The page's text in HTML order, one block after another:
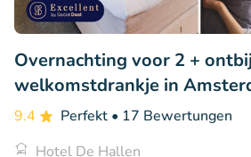
Overnachting voor 2 +
welkomstdrankje in
9.4 Perfekt • 17 Bewertungen
Hotel De Hallen